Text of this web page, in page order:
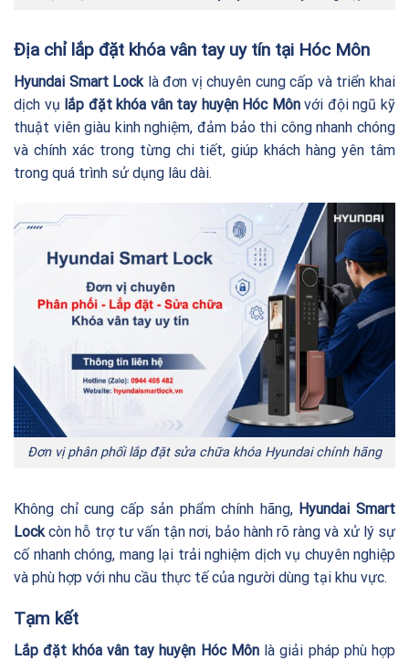
Địa chỉ lắp đặt khóa vân tay uy tín tại Hóc Môn
Hyundai Smart Lock là đơn vị chuyên cung cấp và triển khai
dịch vụ lắp đặt khóa vân tay huyện Hóc Mônvới đội ngũ kỹ
thuật viên giàu kinh nghiệm, đảm bảo thi công nhanh chóng
và chính xác trong từng chi tiết, giúp khách hàng yên tâm
trong quá trình sử dụng lâu dài.
Đơn vị phân phối lắp đặt sửa chữa khóa Hyundai chính hãng
Không chỉ cung cấp sản phẩm chính hãng, Hyundai Smart
Lockcòn hỗ trợ tư vấn tận nơi, bảo hành rõ ràng và xử lý sự
cố nhanh chóng, mang lại trải nghiệm dịch vụ chuyên nghiệp
và phù hợp với nhu cầu thực tế của người dùng tại khu vực.
Tạm kết
Lắp đặt khóa vân tay huyện Hóc Mônlà giải pháp phù hợp